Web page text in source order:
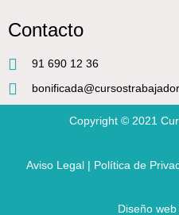
Contacto
91 690 12 36
Copyright © 2021
Aviso Legal| Política de
Diseño web